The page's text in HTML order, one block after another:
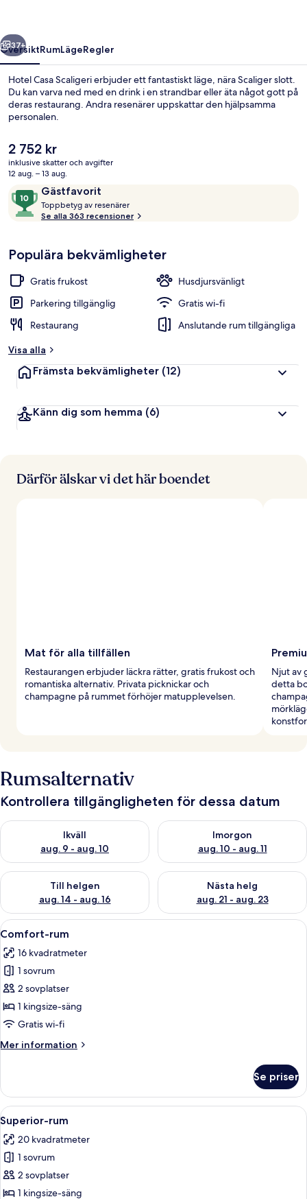
Nästa
37+
ÖversiktRumLägeRegler
Hotel Casa Scaligeri erbjuder ett fantastiskt läge, nära Scaliger slott.
Du kan varva ned med en drink i en strandbar eller äta något gott på
deras restaurang. Andra resenärer uppskattar den hjälpsamma
personalen.
Det
nuvarande
priset
2 752 kr
2 752 kr
inklusive skatter och avgifter
12 aug. – 13 aug.
RecensionerGästfavorit
10
av
10,
Toppbetyg av resenärer
o
b
r
e
n
Se alla 363 recensioner
Populära bekvämligheter
Gratis frukost
Husdjursvänligt
Parkering tillgänglig
Gratis wi-fi
Restaurang
Anslutande rum tillgängliga
Visa alla
Främsta bekvämligheter (12)
Känn dig som hemma (6)
Därför älskar vi det här boendet
Mat för alla tillfällen
Restaurangen erbjuder läckra rätter, gratis frukost och
romantiska alternativ. Privata picknickar och
champagne på rummet förhöjer matupplevelsen.
Njut av
detta
Rumsalternativ
Kontrollera tillgängligheten för dessa datum
Ikväll
aug. 9 - aug. 10
Kontrollera tillgängligheten för ikväll aug. 9 - aug. 10
Imorgon
aug. 10 - aug. 11
Kontrollera tillgängligheten
Till helgen
aug. 14 - aug. 16
Kontrollera tillgängligheten för den här helgen aug. 14 - aug.
Nästa helg
aug. 21 - aug. 23
Kontrollera tillgängligheten
Öppna
alla
foton
för
Comfort-
rum
Ett modernt hotellrum med en
6
Comfort-rum
16 kvadratmeter
1 sovrum
2 sovplatser
1 kingsize-säng
Gratis wi-fi
Mer information
Mer
rum
Se priser
Öppna
alla
foton
för
Superior-
rum
Ett modernt hotellrum med en
4
Superior-rum
20 kvadratmeter
1 sovrum
2 sovplatser
1 kingsize-säng